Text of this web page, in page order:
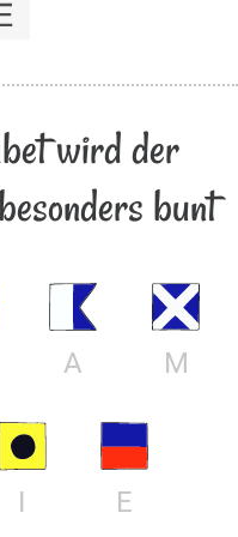
wird der
bunt
A M
I E